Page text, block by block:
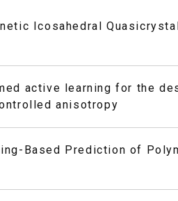
Icosahedral
active learning for the
anisotropy
Based Prediction of